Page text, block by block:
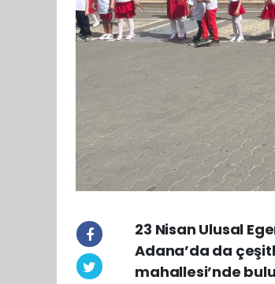
23 Nisan Ulusal
Adana’da da
mahallesi’nde